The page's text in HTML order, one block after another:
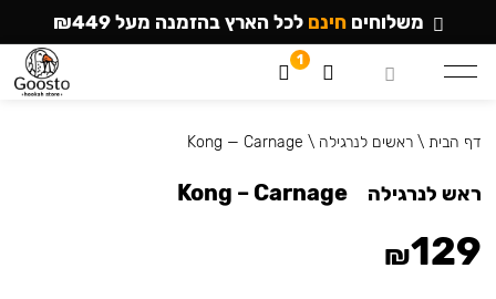
דף הבית \ראשים לנרגילה \
Kong — Carnage
ראש לנרגילה Kong – Carnage
₪129
משלוחיםחינםלכל הארץ בהזמנה מעל ₪449
1